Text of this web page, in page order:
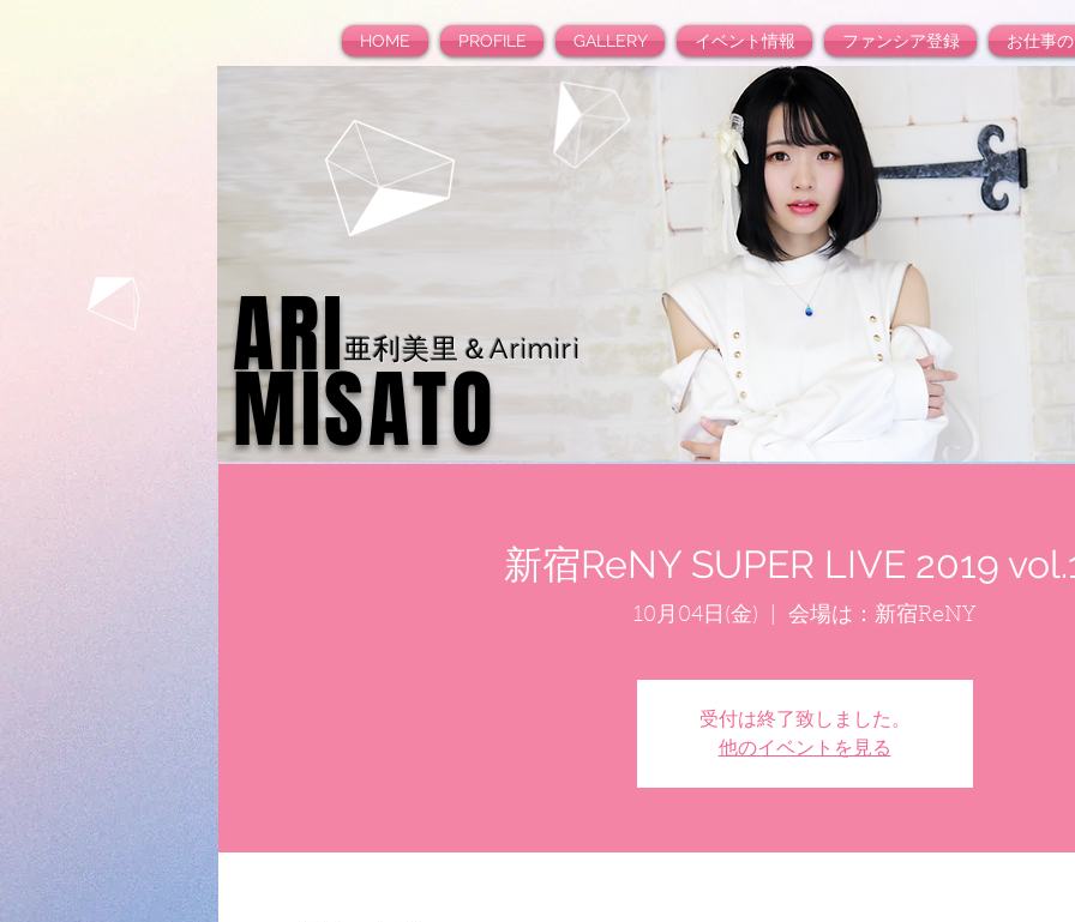
HOME PROFILE GALLERY イベント情報 ファンシア登録 お仕事
ARI
MISATO
亜利美里＆Arimiri
新宿ReNY SUPER LIVE 2019
10月04日(金) 会場は：新宿ReNY
受付は終了致しました。
他のイベントを見る